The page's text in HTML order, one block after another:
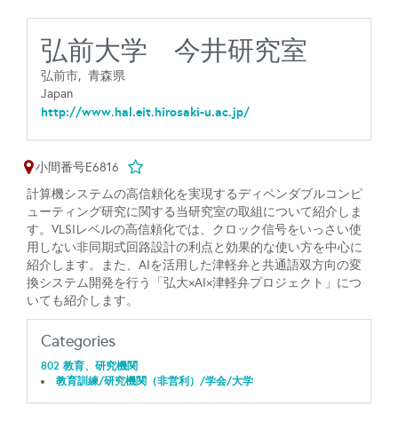
弘前大学 今井研究室
弘前市, 青森県
Japan
http://www.hal.eit.hirosaki-u.ac.jp/
小間番号E6816
計算機システムの高信頼化を実現するディペンダブルコンピ
ューティング研究に関する当研究室の取組について紹介しま
す。VLSIレベルの高信頼化では、クロック信号をいっさい使
用しない非同期式回路設計の利点と効果的な使い方を中心に
紹介します。また、AIを活用した津軽弁と共通語双方向の変
換システム開発を行う「弘大×AI×津軽弁プロジェクト」につ
いても紹介します。
Categories
802 教育、研究機関
教育訓練/研究機関（非営利）/学会/大学